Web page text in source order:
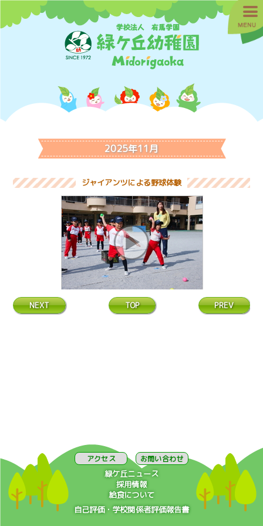
2025年11月
ジャイアンツによる野球体験
NEXT TOP PREV
アクセス お問い合わせ
緑ケ丘ニュース
採用情報
給食について
自己評価・学校関係者評価報告書